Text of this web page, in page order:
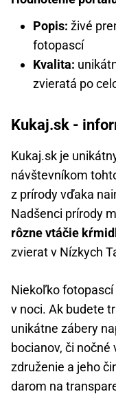
Popis: živé
fotopascí
Kvalita:
zvieratá po
Kukaj.sk -
Kukaj.sk je
návštevníkom
z prírody vďaka
Nadšenci prírody
rôzne vtáčie
zvierat v Nízkych
Niekoľko
v noci. Ak budete
unikátne zábery
bocianov, či nočné
združenie a jeho
darom na